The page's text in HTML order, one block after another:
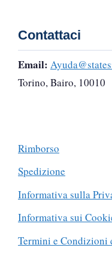
Contattaci
Email:
Torino, Bairo, 10010
Rimborso
Spedizione
Informativa sulla
Informativa sui
Termini e Condizioni